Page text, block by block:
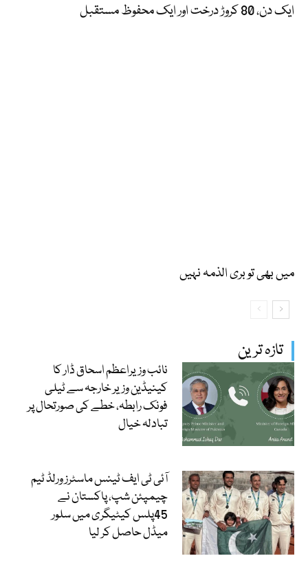
تازہ ترین
نائب وزیراعظم اسحاق ڈار کا
کینیڈین وزیر خارجہ سے ٹیلی
فونک رابطہ، خطے کی صورتحال پر
تبادلہ خیال
آئی ٹی ایف ٹینس ماسٹرز ورلڈ ٹیم
چیمپئن شپ، پاکستان نے
45پلس کیٹیگری میں سلور
میڈل حاصل کر لیا
ایک دن، 80 کروڑ درخت اور ایک محفوظ مستقبل
میں بھی تو بری الذمہ نہیں